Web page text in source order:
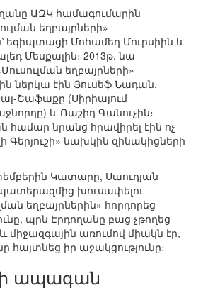
ԱԶԿ համագումարին
եղբայրների»
եգիպտացի Մոհամեդ Մուրսիին և
Մեսքալին։ 2013թ. նա
եղբայրների»
ներկա էին Յուսեֆ Նադան,
Շաֆաքը (Սիրիայում
և Ռաշիդ Գանուչին։
համար նրանց հրավիրել էին ոչ
Գերյուշի» նախկին զինակիցների
Կատարը, Սաուդյան
խուսափելու
եղբայրներին» հորդորեց
պրն Էրդողանը բաց չթողեց
առումով միակն էր,
հայտնեց իր աջակցությունը։
ապագան